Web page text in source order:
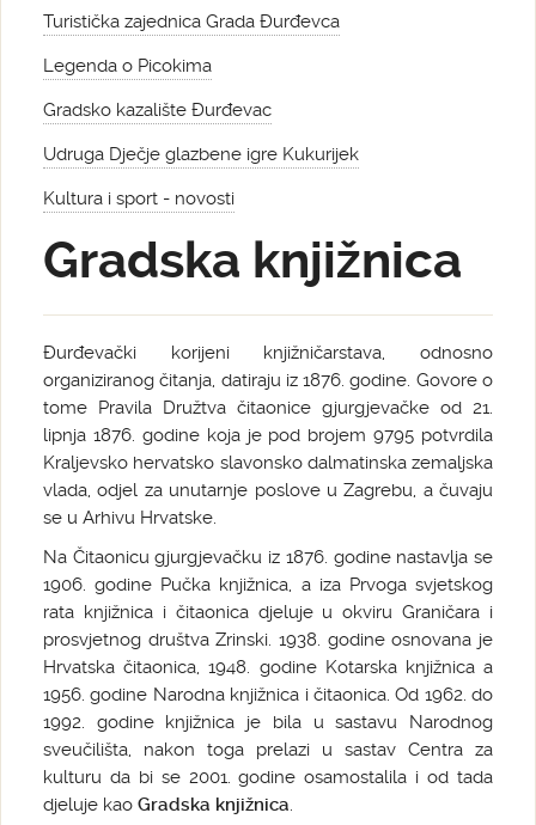
Turistička zajednica Grada Đurđevca
Legenda o Picokima
Gradsko kazalište Đurđevac
Udruga Dječje glazbene igre Kukurijek
Kultura i sport - novosti
Gradska knjižnica
Đurđevački korijeni knjižničarstava, odnosno
organiziranog čitanja, datiraju iz 1876. godine. Govore o
tome Pravila Družtva čitaonice gjurgjevačke od 21.
lipnja 1876. godine koja je pod brojem 9795 potvrdila
Kraljevsko hervatsko slavonsko dalmatinska zemaljska
vlada, odjel za unutarnje poslove u Zagrebu, a čuvaju
se u Arhivu Hrvatske.
Na Čitaonicu gjurgjevačku iz 1876. godine nastavlja se
1906. godine Pučka knjižnica, a iza Prvoga svjetskog
rata knjižnica i čitaonica djeluje u okviru Graničara i
prosvjetnog društva Zrinski. 1938. godine osnovana je
Hrvatska čitaonica, 1948. godine Kotarska knjižnica a
1956. godine Narodna knjižnica i čitaonica. Od 1962. do
1992. godine knjižnica je bila u sastavu Narodnog
sveučilišta, nakon toga prelazi u sastav Centra za
kulturu da bi se 2001. godine osamostalila i od tada
djeluje kao Gradska knjižnica.